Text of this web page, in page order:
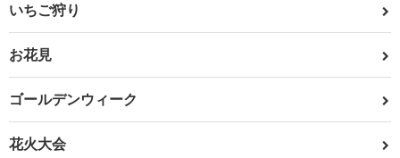
いちご狩り
お花見
ゴールデンウィーク
花火大会